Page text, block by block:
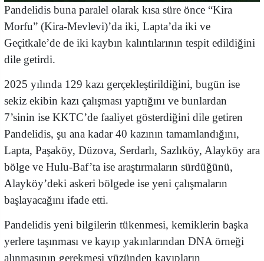
Pandelidis buna paralel olarak kısa süre önce “Kira
Morfu” (Kira-Mevlevi)’da iki, Lapta’da iki ve
Geçitkale’de de iki kaybın kalıntılarının tespit edildiğini
dile getirdi.
2025 yılında 129 kazı gerçekleştirildiğini, bugün ise
sekiz ekibin kazı çalışması yaptığını ve bunlardan
7’sinin ise KKTC’de faaliyet gösterdiğini dile getiren
Pandelidis, şu ana kadar 40 kazının tamamlandığını,
Lapta, Paşaköy, Düzova, Serdarlı, Sazlıköy, Alayköy ara
bölge ve Hulu-Baf’ta ise araştırmaların sürdüğünü,
Alayköy’deki askeri bölgede ise yeni çalışmaların
başlayacağını ifade etti.
Pandelidis yeni bilgilerin tükenmesi, kemiklerin başka
yerlere taşınması ve kayıp yakınlarından DNA örneği
alınmasının gerekmesi yüzünden kayıpların